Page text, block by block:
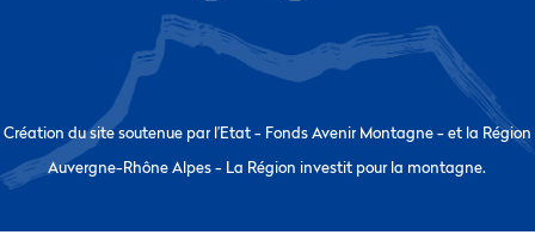
Création du site soutenue par l’Etat - Fonds Avenir Montagne - et la Région
Auvergne-Rhône Alpes - La Région investit pour la montagne.